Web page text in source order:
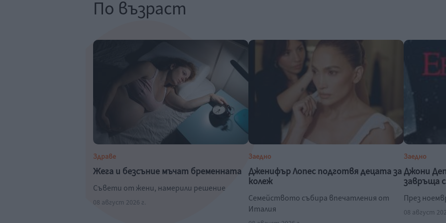
По възраст
Здраве
Жега и безсъние мъчат бременната
Съвети от жени, намерили решение
08 август 2026 г.
Заедно
Дженифър Лопес подготвя децата за
колеж
Семейството събира впечатления от
Италия
Заедно
Джони
завръща
През
08 август